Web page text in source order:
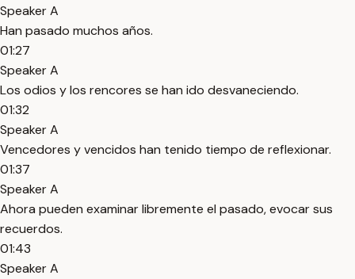
Speaker A
Han pasado muchos años.
01:27
Speaker A
Los odios y los rencores se han ido desvaneciendo.
01:32
Speaker A
Vencedores y vencidos han tenido tiempo de reflexionar.
01:37
Speaker A
Ahora pueden examinar libremente el pasado, evocar sus
recuerdos.
01:43
Speaker A